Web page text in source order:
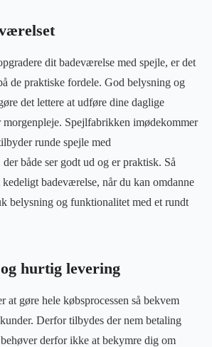
dit badeværelse med spejle, er det
de praktiske fordele. God belysning og
det lettere at udføre dine daglige
morgenpleje. Spejlfabrikken imødekommer
runde spejle med
både ser godt ud og er praktisk. Så
badeværelse, når du kan omdanne
belysning og funktionalitet med et rundt
hurtig levering
at gøre hele købsprocessen så bekvem
Derfor tilbydes der nem betaling
derfor ikke at bekymre dig om